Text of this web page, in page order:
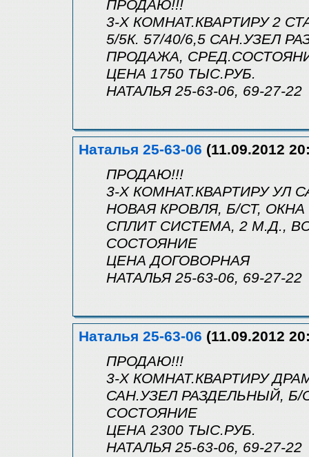
ПРОДАЮ!!!
3-Х КОМНАТ.КВАРТИРУ 2
5/5К. 57/40/6,5 САН.УЗЕЛ
ПРОДАЖА,
ЦЕНА 1750 ТЫС.РУБ.
НАТАЛЬЯ 25-63-06, 69-27-22
Наталья 25-63-06 (11.09.2012
ПРОДАЮ!!!
3-Х КОМНАТ.КВАРТИРУ УЛ
НОВАЯ КРОВЛЯ, Б/СТ,
СПЛИТ СИСТЕМА, 2 М.Д.,
СОСТОЯНИЕ
ЦЕНА ДОГОВОРНАЯ
НАТАЛЬЯ 25-63-06, 69-27-22
Наталья 25-63-06 (11.09.2012
ПРОДАЮ!!!
3-Х КОМНАТ.КВАРТИРУ
САН.УЗЕЛ РАЗДЕЛЬНЫЙ,
СОСТОЯНИЕ
ЦЕНА 2300 ТЫС.РУБ.
НАТАЛЬЯ 25-63-06, 69-27-22